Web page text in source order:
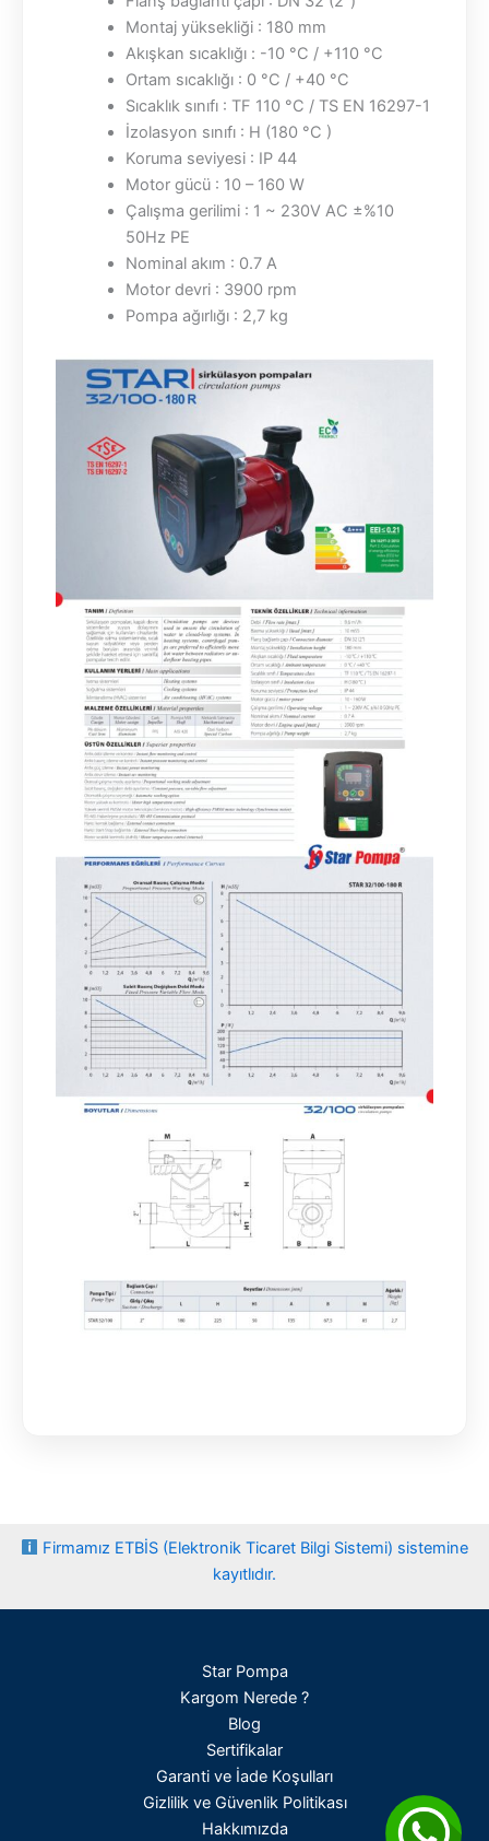
Montaj yüksekliği : 180 mm
Akışkan sıcaklığı : -10 °C / +110 °C
Ortam sıcaklığı : 0 °C / +40 °C
Sıcaklık sınıfı : TF 110 °C / TS EN 16297-1
İzolasyon sınıfı : H (180 °C )
Koruma seviyesi : IP 44
Motor gücü : 10 – 160 W
Çalışma gerilimi : 1 ~ 230V AC ±%10
50Hz PE
Nominal akım : 0.7 A
Motor devri : 3900 rpm
Pompa ağırlığı : 2,7 kg
Firmamız ETBİS (Elektronik Ticaret Bilgi Sistemi) sistemine
kayıtlıdır.
Star Pompa
Kargom Nerede ?
Blog
Sertifikalar
Garanti ve İade Koşulları
Gizlilik ve Güvenlik Politikası
Hakkımızda